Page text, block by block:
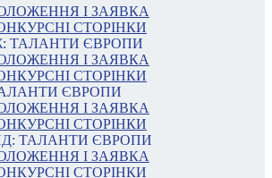
І ЗАЯВКА
СТОРІНКИ
ТАЛАНТИ ЄВРОПИ
І ЗАЯВКА
СТОРІНКИ
ЄВРОПИ
І ЗАЯВКА
СТОРІНКИ
ТАЛАНТИ ЄВРОПИ
І ЗАЯВКА
СТОРІНКИ